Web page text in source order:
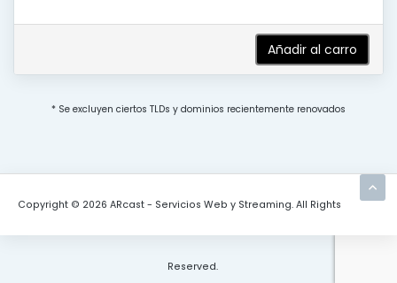
Añadir al carro
* Se excluyen ciertos TLDs y dominios recientemente renovados
Copyright © 2026 ARcast - Servicios Web y Streaming. All Rights
Reserved.